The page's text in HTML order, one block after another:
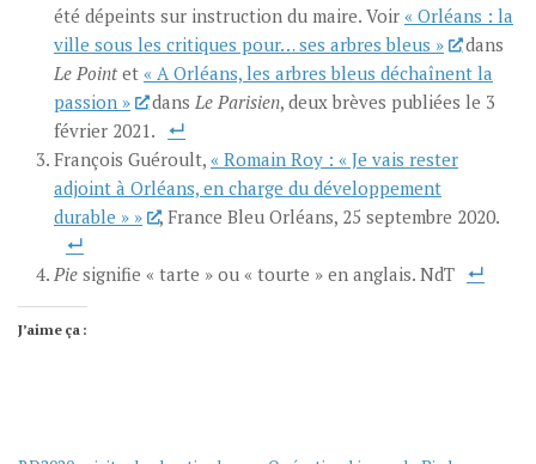
été dépeints sur instruction du maire. Voir « Orléans : la
ville sous les critiques pour… ses arbres bleus »
dans
Le Point et « A Orléans, les arbres bleus déchaînent la
passion »
dans Le Parisien, deux brèves publiées le 3
février 2021.
François Guéroult, « Romain Roy : « Je vais rester
adjoint à Orléans, en charge du développement
durable » »
, France Bleu Orléans, 25 septembre 2020.
Pie signifie « tarte » ou « tourte » en anglais. NdT
J’aime ça :